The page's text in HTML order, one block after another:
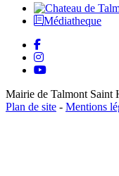
Médiatheque
Mairie de Talmont Saint
Plan de site - Mentions